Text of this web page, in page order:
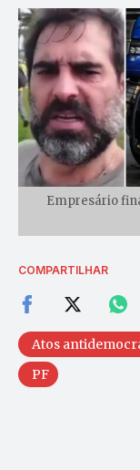
Empresário
COMPARTILHAR
Atos
PF